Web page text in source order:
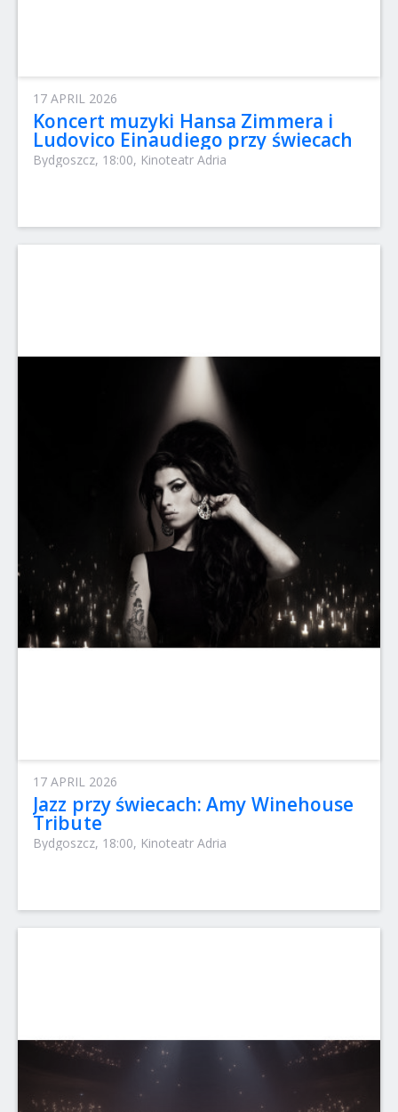
17 APRIL 2026
Koncert muzyki Hansa Zimmera i
Ludovico Einaudiego przy świecach
Bydgoszcz, 18:00, Kinoteatr Adria
17 APRIL 2026
Jazz przy świecach: Amy Winehouse
Tribute
Bydgoszcz, 18:00, Kinoteatr Adria